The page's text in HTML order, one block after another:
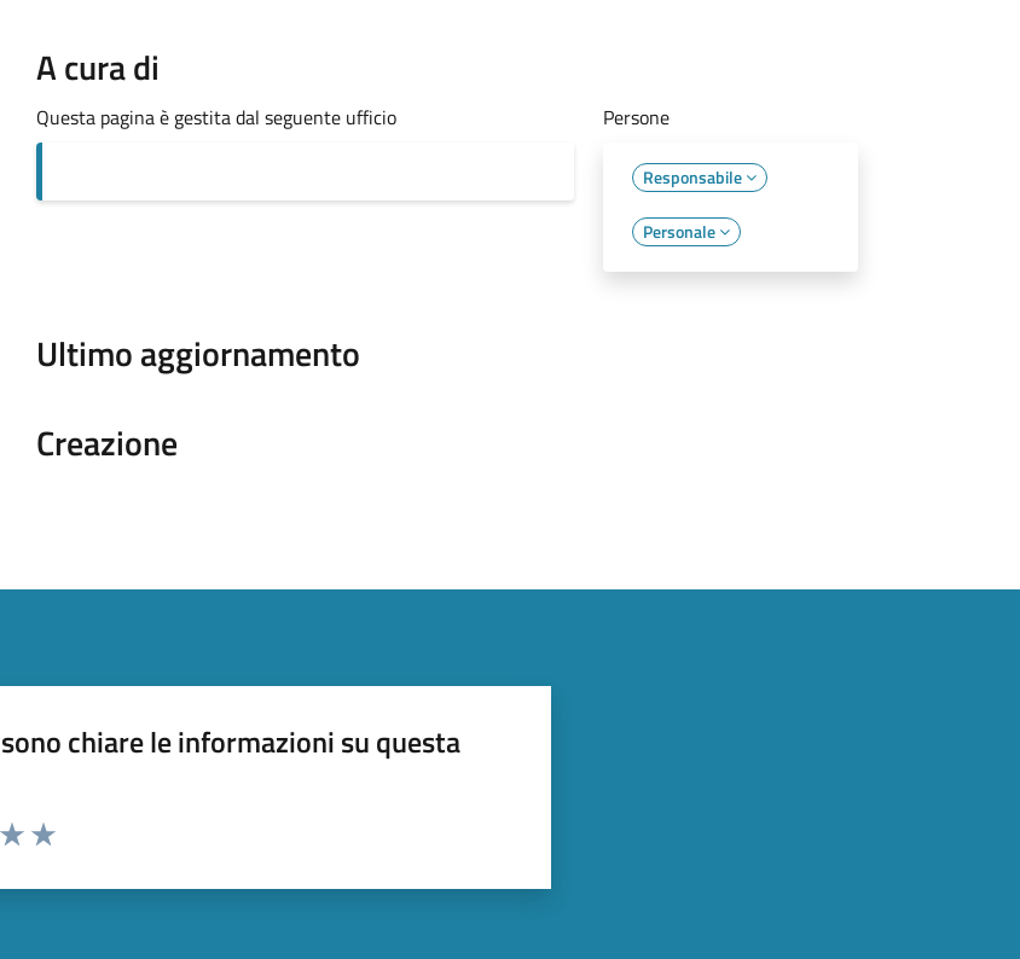
A cura di
Questa pagina è gestita dal seguente ufficio Persone
Responsabile
Personale
Ultimo aggiornamento
Creazione
chiare le informazioni su questa
stelle la pagina